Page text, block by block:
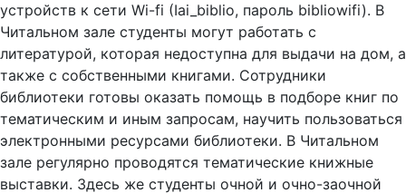
устройств к сети Wi-fi (Iai_biblio, пароль bibliowifi). В
Читальном зале студенты могут работать с
литературой, которая недоступна для выдачи на дом, а
также с собственными книгами. Сотрудники
библиотеки готовы оказать помощь в подборе книг по
тематическим и иным запросам, научить пользоваться
электронными ресурсами библиотеки. В Читальном
зале регулярно проводятся тематические книжные
выставки. Здесь же студенты очной и очно-заочной